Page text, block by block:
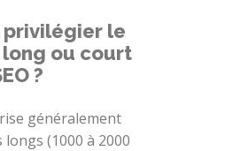
privilégier le
ou court
?
généralement
(1000 à 2000